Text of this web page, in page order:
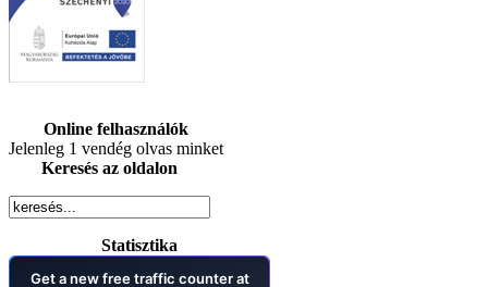
Online felhasználók
Jelenleg 1 vendég olvas minket
Keresés az oldalon
Statisztika